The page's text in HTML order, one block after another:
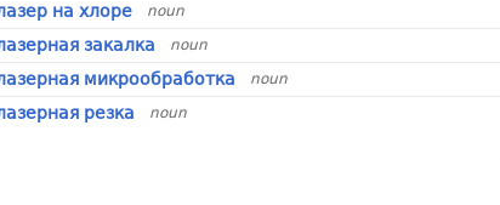
на хлоре noun
закалка noun
микрообработка noun
резка noun